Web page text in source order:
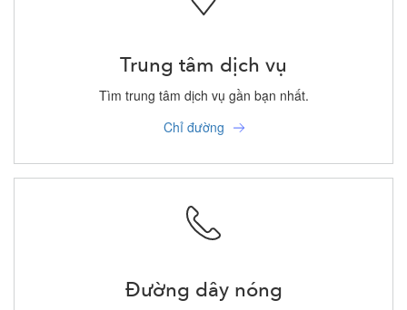
Trung tâm dịch vụ
Tìm trung tâm dịch vụ gần bạn nhất.
Chỉ đường
Đường dây nóng